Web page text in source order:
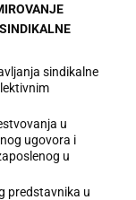
sindikalne
u
ugovora i
u
predstavnika u